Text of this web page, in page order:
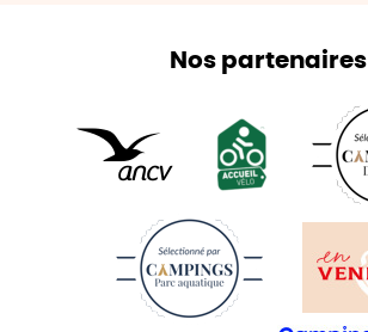
Nos partenaires